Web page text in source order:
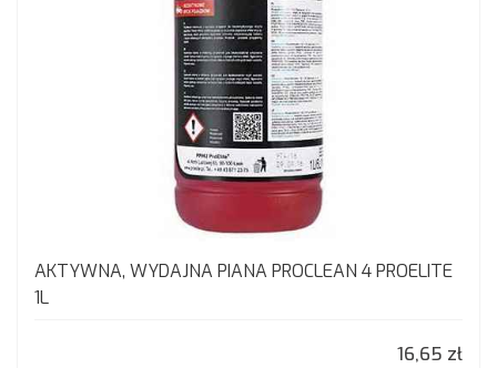
AKTYWNA, WYDAJNA PIANA PROCLEAN 4 PROELITE
1L
16,65 zł